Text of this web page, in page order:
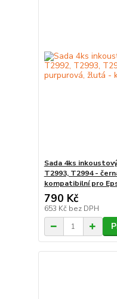
Sada 4ks
T2993, T2994 -
kompatibilní pro
790 Kč
653 Kč bez DPH